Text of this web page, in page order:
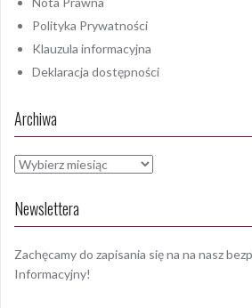
Polityka Prywatności
Klauzula informacyjna
Deklaracja dostępności
Archiwa
Archiwa
Newslettera
Zachęcamy do zapisania się na na nasz
Informacyjny!